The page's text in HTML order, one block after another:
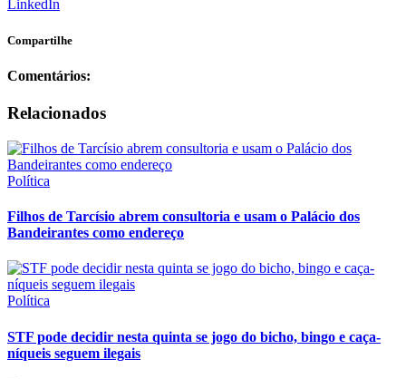
LinkedIn
Compartilhe
Comentários:
Relacionados
Política
Filhos de Tarcísio abrem consultoria e usam o Palácio dos
Bandeirantes como endereço
Política
STF pode decidir nesta quinta se jogo do bicho, bingo e caça-
níqueis seguem ilegais